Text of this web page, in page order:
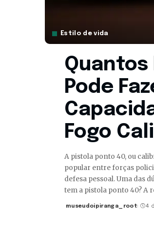
Estilo de vida
Quantos
Pode
Fogo
A pistola ponto 40, ou
popular entre forças
defesa pessoal. Uma das
tem a pistola ponto 40? A
museudoipiranga_root 4